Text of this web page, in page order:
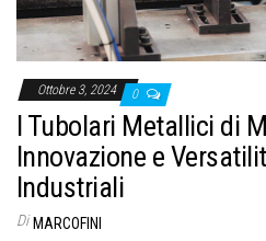
Ottobre 3, 2024 0
I Tubolari Metallici di
Innovazione e
Industriali
Di MARCOFINI